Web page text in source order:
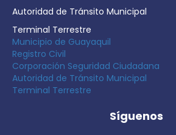
Autoridad de Tránsito Municipal
Terminal Terrestre
Municipio de Guayaquil
Registro Civil
Corporación Seguridad Ciudadana
Autoridad de Tránsito Municipal
Terminal Terrestre
Síguenos